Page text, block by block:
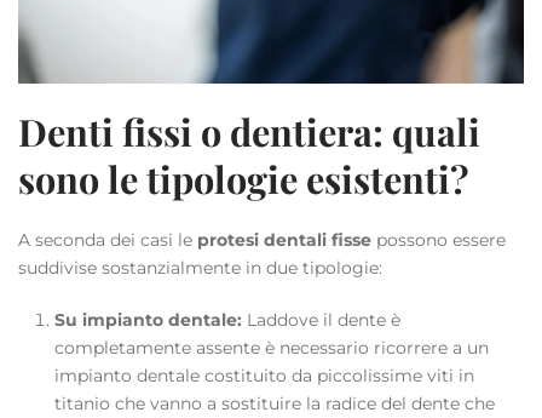
Denti fissi o dentiera: quali
sono le tipologie esistenti?
A seconda dei casi le protesi dentali fisse possono essere
suddivise sostanzialmente in due tipologie:
Su impianto dentale: Laddove il dente è
completamente assente è necessario ricorrere a un
impianto dentale costituito da piccolissime viti in
titanio che vanno a sostituire la radice del dente che